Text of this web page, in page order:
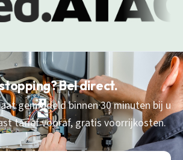
Bel direct.
gemiddeld binnen 30 minuten bij u
tarief vooraf, gratis voorrijkosten.